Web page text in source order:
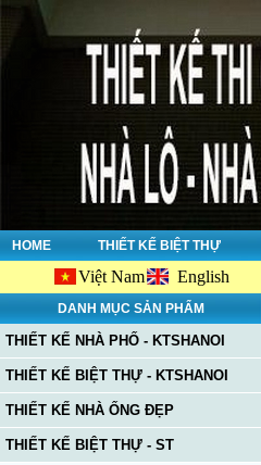
HOME THIẾT KẾ BIỆT THỰ
Việt Nam English
DANH MỤC SẢN PHẨM
THIẾT KẾ NHÀ PHỐ - KTSHANOI
THIẾT KẾ BIỆT THỰ - KTSHANOI
THIẾT KẾ NHÀ ỐNG ĐẸP
THIẾT KẾ BIỆT THỰ - ST